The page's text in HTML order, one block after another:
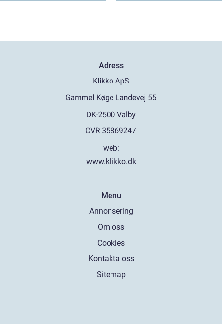
Adress
web:
www.klikko.dk
Menu
Annonsering
Om oss
Cookies
Kontakta oss
Sitemap